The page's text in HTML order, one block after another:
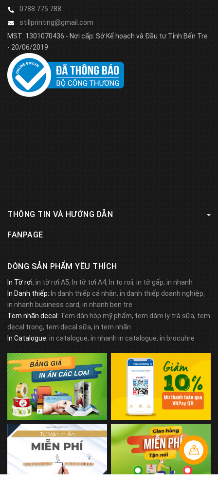
0788 775 788
stillprinting@gmail.com
MST: 1301070436 - Nơi cấp: Sở Kế hoạch và Đầu tư Tỉnh Bến Tre
- 20/06/2019
THÔNG TIN VÀ HƯỚNG DẪN
FANPAGE
DÒNG SẢN PHẨM YÊU THÍCH
In Tờ rơi: in tờ rơi A5, In tờ tơi A4, In to roii, in tờ gấp, in nhanh
In Danh thiếp: In danh thiếp cá nhân, in danh thiếp doanh nghiệp,
in nhanh business card, in nhanh ben tre
Tem nhãn decal: Tem dán hộp mỹ phẩm, tem dám ly trà sữa, tem
decal trong, tem decal sữa, in tem nhãn
In Catalogue: in catalogue, in nhanh in catalogue, in brocuhre
Liên hệ